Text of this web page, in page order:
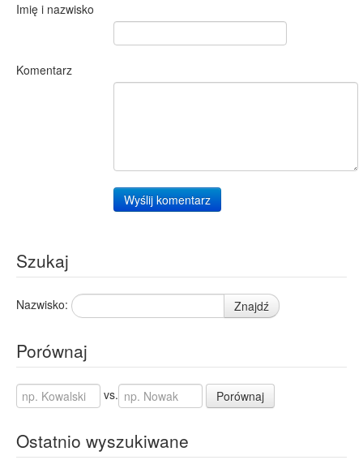
Imię i nazwisko
Komentarz
Wyślij komentarz
Szukaj
Nazwisko: Znajdź
Porównaj
vs. Porównaj
Ostatnio wyszukiwane